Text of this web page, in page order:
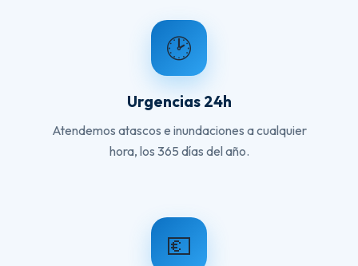
🕑
Urgencias 24h
Atendemos atascos e inundaciones a cualquier
hora, los 365 días del año.
💶